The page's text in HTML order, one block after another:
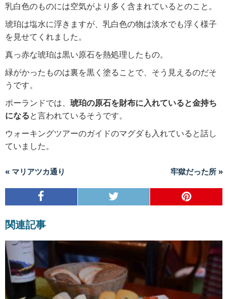
乳白色のものには空気がより多く含まれているとのこと。
琥珀は塩水に浮きますが、乳白色の物は淡水でも浮く様子
を見せてくれました。
真っ赤な琥珀は黒い原石を熱処理したもの。
緑がかったものは裏を黒く塗ることで、そう見えるのだそ
うです。
ポーランドでは、 琥珀の原石を財布に入れていると金持ち
になると言われているそうです。
ウォーキングツアーのガイドのマグダも入れていると話し
ていました。
« マリアツカ通り 牢獄だった所 »
関連記事